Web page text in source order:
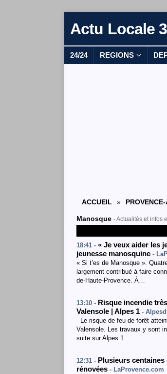
Actu Locale
24/24 REGIONS
ACCUEIL »
Manosque - Actualités et infos
18:41 - « Je veux aider les
jeunesse manosquine -
« Si t’es de Manosque ».
largement contribué à faire
de-Haute-Provence. À…
13:10 - Risque incendie
Valensole | Alpes 1 -
Le risque de feu de forêt
Valensole. Les travaux y sont
suite sur Alpes 1
12:31 - Plusieurs
rénovées - LaProvence.com